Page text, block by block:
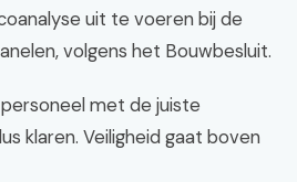
uit te voeren bij de
volgens het Bouwbesluit.
met de juiste
klaren. Veiligheid gaat boven